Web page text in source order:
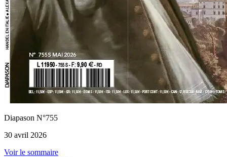
Diapason N°755
30 avril 2026
Voir le sommaire